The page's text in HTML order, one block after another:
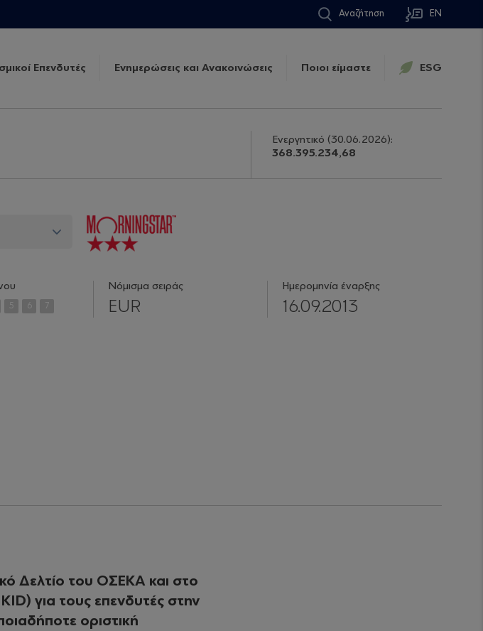
Αναζήτηση EN
Επενδυτές Ενημερώσεις και Ανακοινώσεις Ποιοι είμαστε ESG
Ενεργητικό (30.06.2026):
368.395.234,68
5 6 7
Νόμισμα σειράς
EUR
Ημερομηνία έναρξης
16.09.2013
Δελτίο του ΟΣΕΚΑ και στο
για τους επενδυτές στην
οριστική